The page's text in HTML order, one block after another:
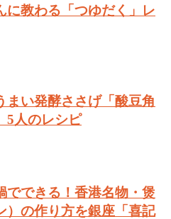
に教わる「つゆだく」レ
まい発酵ささげ「酸豆角
5人のレシピ
でできる！香港名物・煲
）の作り方を銀座「喜記